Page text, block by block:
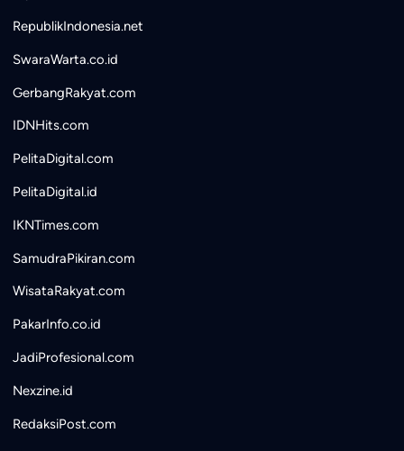
RepublikIndonesia.net
SwaraWarta.co.id
GerbangRakyat.com
IDNHits.com
PelitaDigital.com
PelitaDigital.id
IKNTimes.com
SamudraPikiran.com
WisataRakyat.com
PakarInfo.co.id
JadiProfesional.com
Nexzine.id
RedaksiPost.com